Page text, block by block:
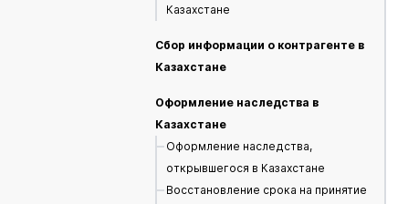
Казахстане
Сбор информации о контрагенте в
Казахстане
Оформление наследства в
Казахстане
Оформление наследства,
открывшегося в Казахстане
Восстановление срока на принятие